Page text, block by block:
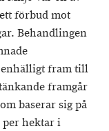
förbud mot
Behandlingen
enhälligt fram till
framgår
baserar sig på
hektar i